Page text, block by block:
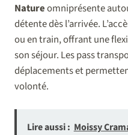
Natureomniprésente
détente dès l’arrivée.
ou en train, offrant une
son séjour. Les pass
déplacements et
volonté.
Lire aussi : Moissy